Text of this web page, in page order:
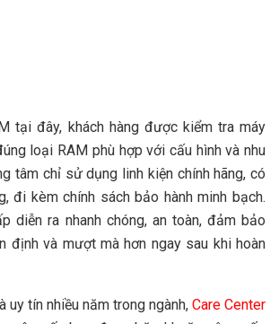
tại đây, khách hàng được kiểm tra máy
loại RAM phù hợp với cấu hình và nhu
tâm chỉ sử dụng linh kiện chính hãng, có
đi kèm chính sách bảo hành minh bạch.
diễn ra nhanh chóng, an toàn, đảm bảo
định và mượt mà hơn ngay sau khi hoàn
uy tín nhiều năm trong ngành, Care Center